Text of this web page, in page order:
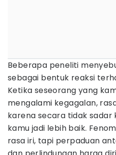
Beberapa peneliti
sebagai bentuk reaksi
Ketika seseorang yang
mengalami kegagalan,
karena secara tidak sadar
kamu jadi lebih baik.
rasa iri, tapi perpaduan